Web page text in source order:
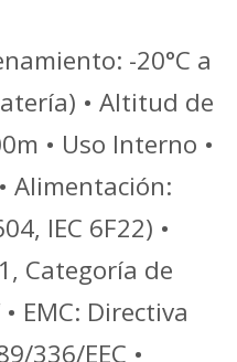
-20°C a
• Altitud de
• Uso Interno •
Alimentación:
IEC 6F22) •
Categoría de
EMC: Directiva
336/EEC •